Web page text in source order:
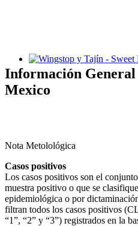
Wingstop y Tajín - Sweet
Información General
Mexico
Nota Metolológica
Casos positivos
Los casos positivos son el
muestra positivo o que se
epidemiológica o por
filtran todos los casos positivos
“1”, “2” y “3”) registrados en la